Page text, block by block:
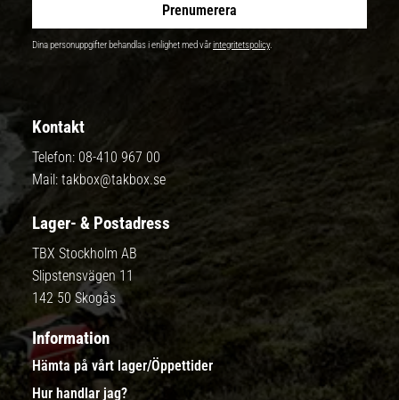
Prenumerera
Dina personuppgifter behandlas i enlighet med vårintegritetspolicy.
Kontakt
Telefon: 08-410 967 00
Mail: takbox@takbox.se
Lager- & Postadress
TBX Stockholm AB
Slipstensvägen 11
142 50 Skogås
Information
Hämta på vårt lager/Öppettider
Hur handlar jag?